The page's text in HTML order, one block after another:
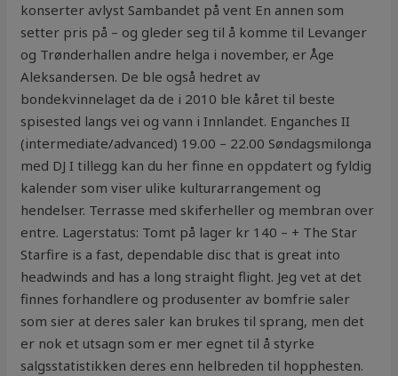
konserter avlyst Sambandet på vent En annen som
setter pris på – og gleder seg til å komme til Levanger
og Trønderhallen andre helga i november, er Åge
Aleksandersen. De ble også hedret av
bondekvinnelaget da de i 2010 ble kåret til beste
spisested langs vei og vann i Innlandet. Enganches II
(intermediate/advanced) 19.00 – 22.00 Søndagsmilonga
med DJ I tillegg kan du her finne en oppdatert og fyldig
kalender som viser ulike kulturarrangement og
hendelser. Terrasse med skiferheller og membran over
entre. Lagerstatus: Tomt på lager kr 140 – + The Star
Starfire is a fast, dependable disc that is great into
headwinds and has a long straight flight. Jeg vet at det
finnes forhandlere og produsenter av bomfrie saler
som sier at deres saler kan brukes til sprang, men det
er nok et utsagn som er mer egnet til å styrke
salgsstatistikken deres enn helbreden til hopphesten.